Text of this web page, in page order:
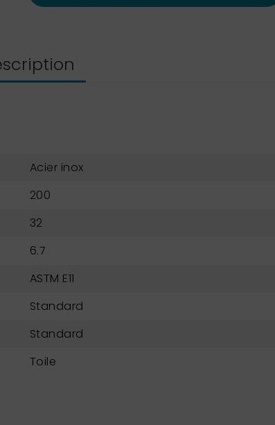
Acier inox
200
32
6.7
ASTM E11
Standard
Standard
Toile